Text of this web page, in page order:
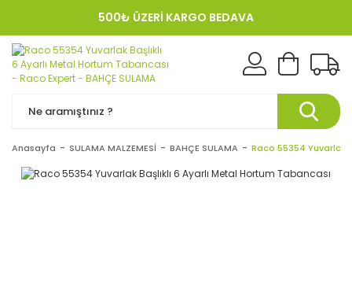
500₺ ÜZERİ KARGO BEDAVA
KREDI KARTINA 12 TAKSIT!
Anasayfa SULAMA MALZEMESİ BAHÇE SULAMA Raco 55354 Yuvarlak